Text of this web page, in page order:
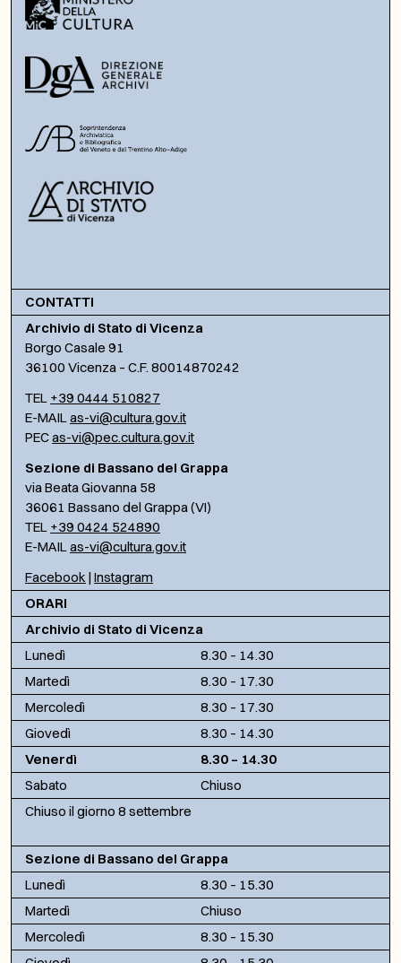
CONTATTI
Archivio di Stato di Vicenza
Borgo Casale 91
36100 Vicenza – C.F. 80014870242
TEL +39 0444 510827
E-MAILas-vi@cultura.gov.it
PECas-vi@pec.cultura.gov.it
Sezione di Bassano del Grappa
via Beata Giovanna 58
36061 Bassano del Grappa (VI)
TEL +39 0424 524890
E-MAILas-vi@cultura.gov.it
Facebook | Instagram
ORARI
Archivio di Stato di Vicenza
Lunedì
8.30 – 14.30
Martedì
8.30 – 17.30
Mercoledì
8.30 – 17.30
Giovedì
8.30 – 14.30
Venerdì
8.30 – 14.30
Sabato
Chiuso
Chiuso il giorno 8 settembre
Sezione di Bassano del Grappa
Lunedì
8.30 – 15.30
Martedì
Chiuso
Mercoledì
8.30 – 15.30